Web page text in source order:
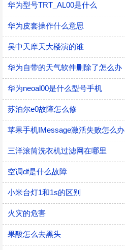
华为型号TRT_AL00是什么
华为皮套操作什么意思
吴中天摩天大楼演的谁
华为自带的天气软件删除了怎么办
华为neoal00是什么型号手机
苏泊尔e0故障怎么修
苹果手机IMessage激活失败怎么办
三洋滚筒洗衣机过滤网在哪里
空调df是什么故障
小米台灯1和1s的区别
火灾的危害
果酸怎么去黑头